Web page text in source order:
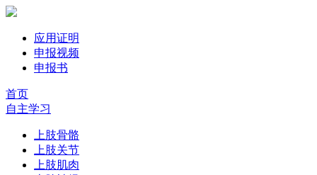
应用证明
申报视频
申报书
首页
自主学习
上肢骨骼
上肢关节
上肢肌肉